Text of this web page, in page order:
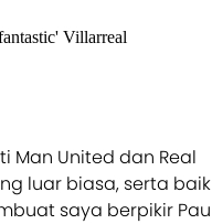
Villarreal
Man United dan Real
luar biasa, serta baik
saya berpikir Pau